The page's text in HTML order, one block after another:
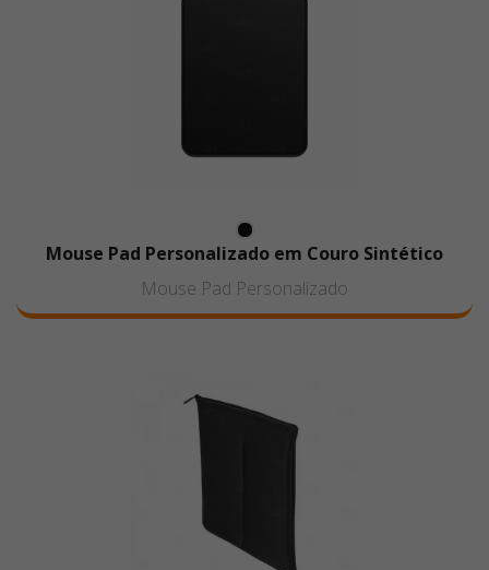
Mouse Pad Personalizado em Couro Sintético
Mouse Pad Personalizado